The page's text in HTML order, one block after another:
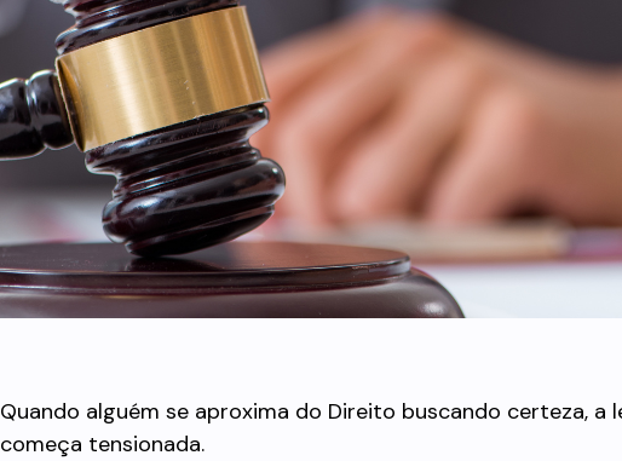
Quando alguém se aproxima do Direito buscando certeza, a
começa tensionada.